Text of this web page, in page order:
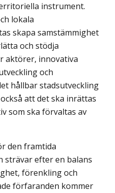
instrument.
lokala
skapa samstämmighet
och stödja
aktörer, innovativa
och
hållbar stadsutveckling
att det ska inrättas
som ska förvaltas av
den framtida
strävar efter en balans
förenkling och
förfaranden kommer